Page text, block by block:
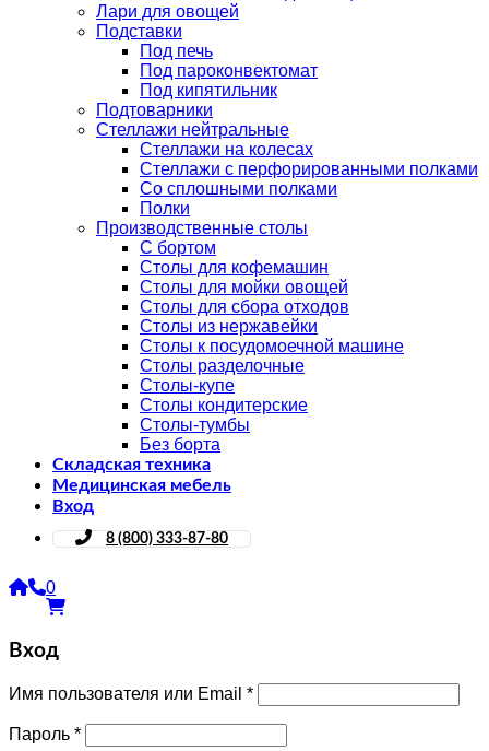
Лари для овощей
Подставки
Под печь
Под пароконвектомат
Под кипятильник
Подтоварники
Стеллажи нейтральные
Стеллажи на колесах
Стеллажи с перфорированными полками
Со сплошными полками
Полки
Производственные столы
С бортом
Столы для кофемашин
Столы для мойки овощей
Столы для сбора отходов
Столы из нержавейки
Столы к посудомоечной машине
Столы разделочные
Столы-купе
Столы кондитерские
Столы-тумбы
Без борта
Складская техника
Медицинская мебель
Вход
8 (800) 333-87-80
0
Вход
Имя пользователя или Email *
Пароль *